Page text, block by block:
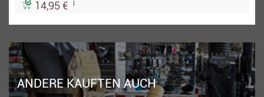
14,95 € |
ANDERE KAUFTEN AUCH